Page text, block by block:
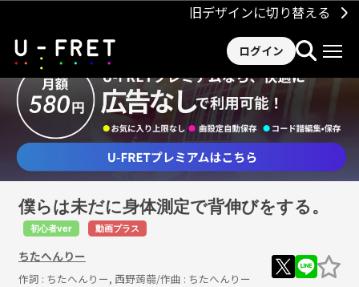
旧デザインに切り替える
ログイン
僕らは未だに身体測定で背伸びをする。
初心者ver 動画プラス
ちたへんりー
作詞 : ちたへんりー, 西野蒟蒻/作曲 : ちたへんりー